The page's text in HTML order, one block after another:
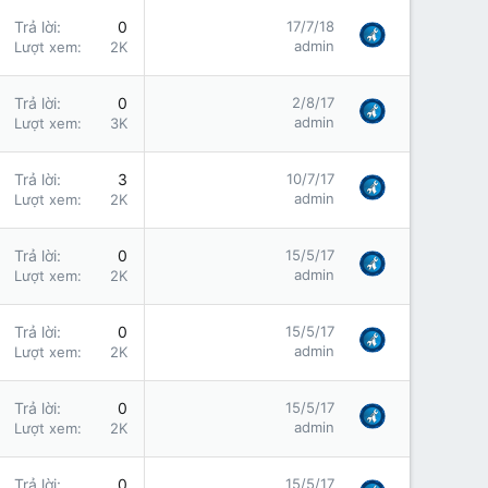
Trả lời 0
Lượt xem 2K
17/7/18
admin
Trả lời 0
Lượt xem 3K
2/8/17
admin
Trả lời 3
Lượt xem 2K
10/7/17
admin
Trả lời 0
Lượt xem 2K
15/5/17
admin
Trả lời 0
Lượt xem 2K
15/5/17
admin
Trả lời 0
Lượt xem 2K
15/5/17
admin
Trả lời 0 15/5/17